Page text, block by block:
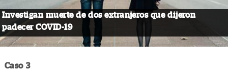
Investigan muerte de dos extranjeros que dijeron
padecer COVID-19
Caso 3